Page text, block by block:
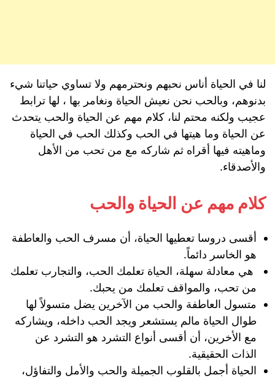
لنا في الحياة أناس نحبهم ونحترمهم ولا تساوي حياتنا شيء
بدنوهم، وبالحب نحن نعيش الحياة ونغامر بها ، لها ترابط
عجيب ولكنه محتم لنا، كلام مهم عن الحياة والحب يتحدث
عن الحياة وما هيتها في الحب وكذلك الحب في الحياة
وماهيته فيها أقراه ثم شاركه مع من تحب من الأهل
والأصدقاء.
كلام مهم عن الحياة والحب
أقسى دروسا تعطيها الحياة، أن مسرف الحب والعاطفة
هو الخاسر دائماً.
هي معادلة سهلة، الحياة تعلمك الحب، والتجارب تعلمك
من تحب، والمواقف تعلمك من يحبك.
متسول العاطفة والحب من الآخرين يضل متسولاً لها
طوال الحياة مالم يستشعر ويجد الحب داخله، ويشاركه
مع الأخرين، أن أقسى أنواع التشرد هو التشرد عن
الذات الحقيقية.
الحياة أجمل بالقلوب الجميلة والحب والأمل والتفاؤل،